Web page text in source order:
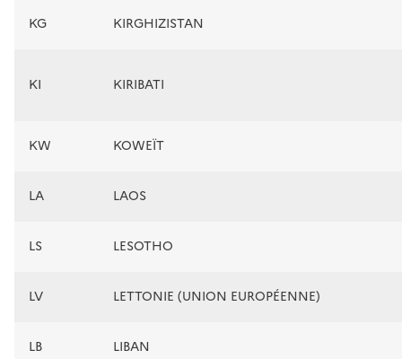
KG KIRGHIZISTAN
KI KIRIBATI
KW KOWEÏT
LA LAOS
LS LESOTHO
LV LETTONIE (UNION EUROPÉENNE)
LB LIBAN